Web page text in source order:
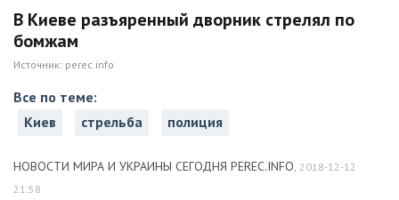
В Киеве разъяренный дворник стрелял по
бомжам
Источник: perec.info
Все по теме:
Киев
стрельба полиция
НОВОСТИ МИРА И УКРАИНЫ СЕГОДНЯ PEREC.INFO, 2018-12-12
21:58